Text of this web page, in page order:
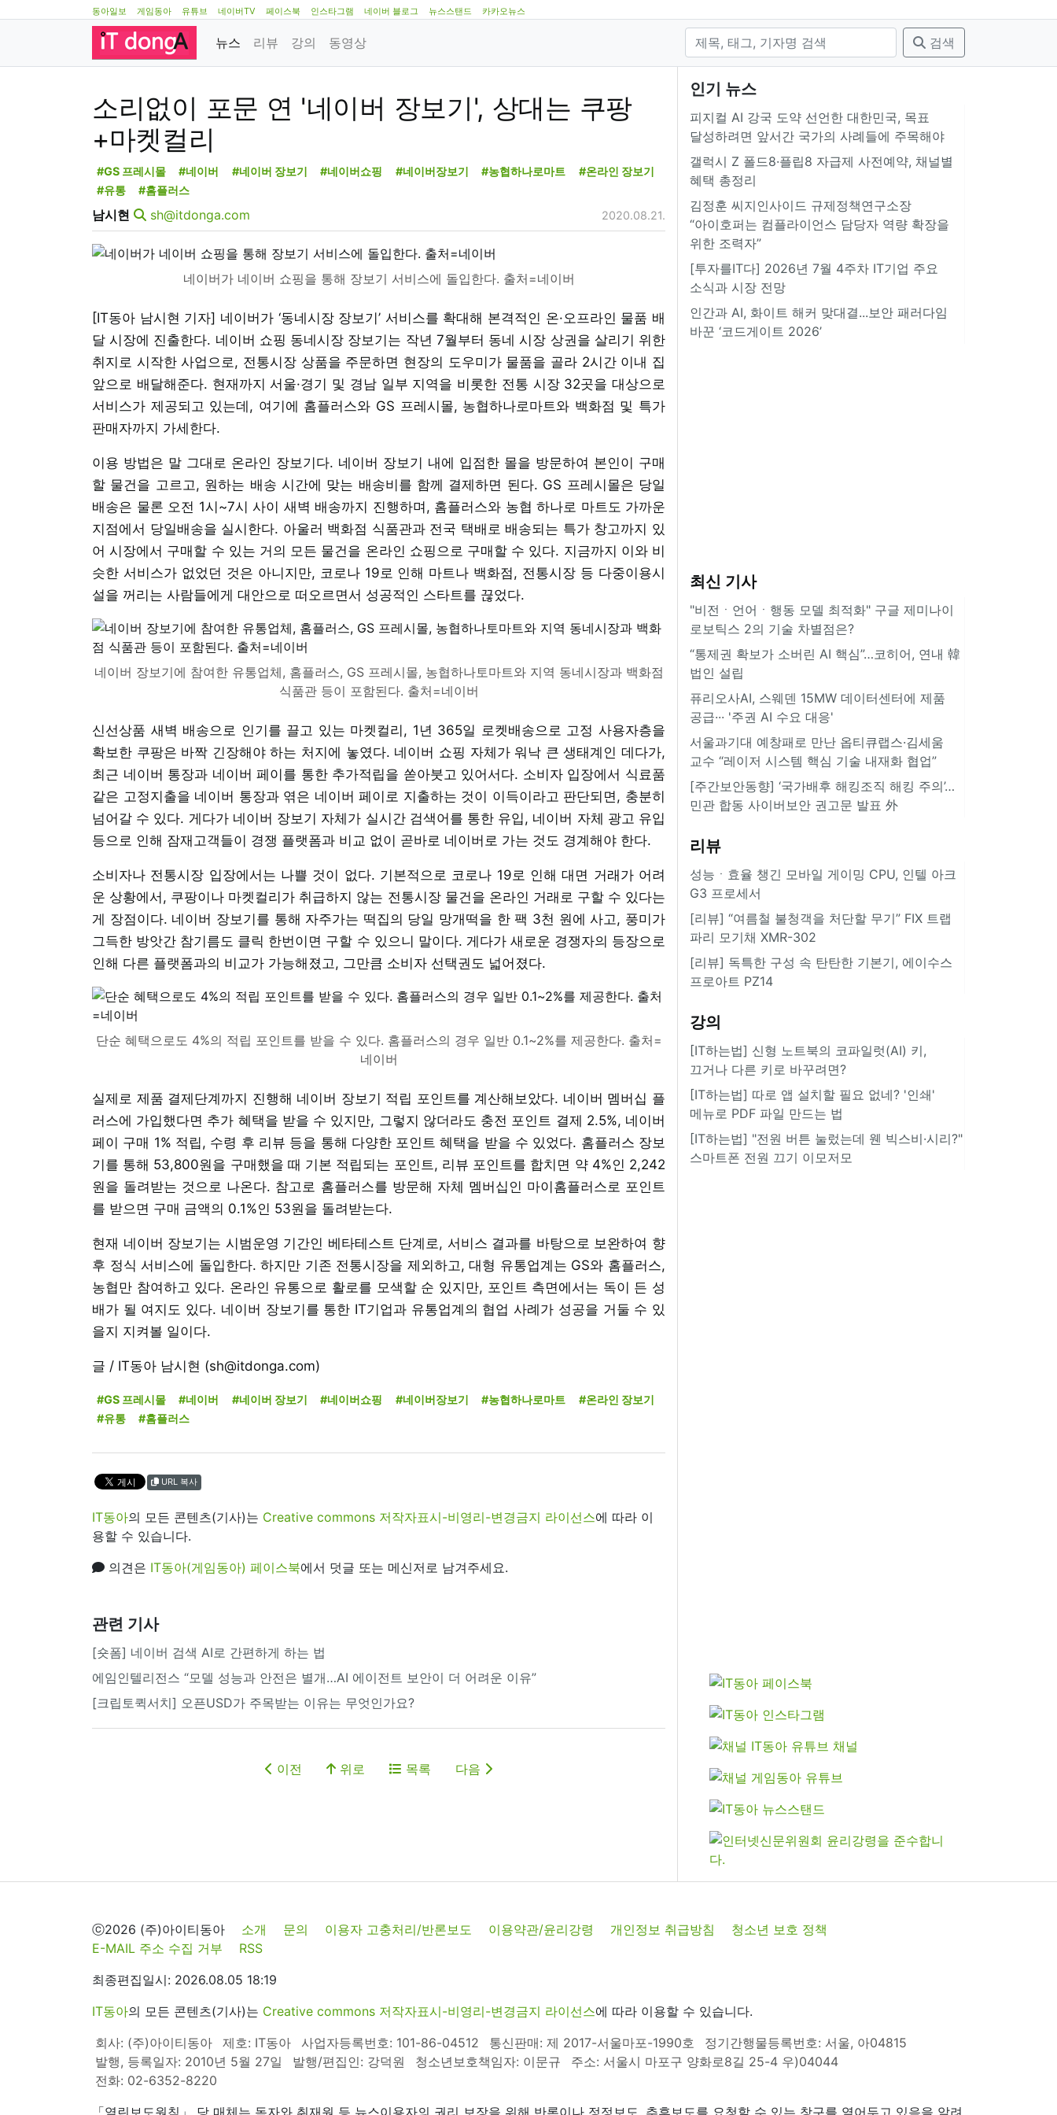
동아일보 게임동아 유튜브 네이버TV 페이스북 인스타그램 네이버 블로그 뉴스스탠드 카카오뉴스
뉴스 리뷰 강의 동영상 검색
소리없이 포문 연 '네이버 장보기', 상대는 쿠팡
+마켓컬리
#GS 프레시몰 #네이버 #네이버 장보기 #네이버쇼핑 #네이버장보기 #농협하나로마트
#온라인 장보기
#유통
#홈플러스
남시현 sh@itdonga.com 2020.08.21.
네이버가 네이버 쇼핑을 통해 장보기 서비스에 돌입한다. 출처=네이버
[IT동아 남시현 기자] 네이버가 ‘동네시장 장보기’ 서비스를 확대해 본격적인 온·오프라인 물품 배
달 시장에 진출한다. 네이버 쇼핑 동네시장 장보기는 작년 7월부터 동네 시장 상권을 살리기 위한
취지로 시작한 사업으로, 전통시장 상품을 주문하면 현장의 도우미가 물품을 골라 2시간 이내 집
앞으로 배달해준다. 현재까지 서울·경기 및 경남 일부 지역을 비롯한 전통 시장 32곳을 대상으로
서비스가 제공되고 있는데, 여기에 홈플러스와 GS 프레시몰, 농협하나로마트와 백화점 및 특가
판매자까지 가세한다.
이용 방법은 말 그대로 온라인 장보기다. 네이버 장보기 내에 입점한 몰을 방문하여 본인이 구매
할 물건을 고르고, 원하는 배송 시간에 맞는 배송비를 함께 결제하면 된다. GS 프레시몰은 당일
배송은 물론 오전 1시~7시 사이 새벽 배송까지 진행하며, 홈플러스와 농협 하나로 마트도 가까운
지점에서 당일배송을 실시한다. 아울러 백화점 식품관과 전국 택배로 배송되는 특가 창고까지 있
어 시장에서 구매할 수 있는 거의 모든 물건을 온라인 쇼핑으로 구매할 수 있다. 지금까지 이와 비
슷한 서비스가 없었던 것은 아니지만, 코로나 19로 인해 마트나 백화점, 전통시장 등 다중이용시
설을 꺼리는 사람들에게 대안으로 떠오르면서 성공적인 스타트를 끊었다.
네이버 장보기에 참여한 유통업체, 홈플러스, GS 프레시몰, 농협하나토마트와 지역 동네시장과 백화점
식품관 등이 포함된다. 출처=네이버
신선상품 새벽 배송으로 인기를 끌고 있는 마켓컬리, 1년 365일 로켓배송으로 고정 사용자층을
확보한 쿠팡은 바짝 긴장해야 하는 처지에 놓였다. 네이버 쇼핑 자체가 워낙 큰 생태계인 데다가,
최근 네이버 통장과 네이버 페이를 통한 추가적립을 쏟아붓고 있어서다. 소비자 입장에서 식료품
같은 고정지출을 네이버 통장과 엮은 네이버 페이로 지출하는 것이 이득이라고 판단되면, 충분히
넘어갈 수 있다. 게다가 네이버 장보기 자체가 실시간 검색어를 통한 유입, 네이버 자체 광고 유입
등으로 인해 잠재고객들이 경쟁 플랫폼과 비교 없이 곧바로 네이버로 가는 것도 경계해야 한다.
소비자나 전통시장 입장에서는 나쁠 것이 없다. 기본적으로 코로나 19로 인해 대면 거래가 어려
운 상황에서, 쿠팡이나 마켓컬리가 취급하지 않는 전통시장 물건을 온라인 거래로 구할 수 있다는
게 장점이다. 네이버 장보기를 통해 자주가는 떡집의 당일 망개떡을 한 팩 3천 원에 사고, 풍미가
그득한 방앗간 참기름도 클릭 한번이면 구할 수 있으니 말이다. 게다가 새로운 경쟁자의 등장으로
인해 다른 플랫폼과의 비교가 가능해졌고, 그만큼 소비자 선택권도 넓어졌다.
단순 혜택으로도 4%의 적립 포인트를 받을 수 있다. 홈플러스의 경우 일반 0.1~2%를 제공한다. 출처=
네이버
실제로 제품 결제단계까지 진행해 네이버 장보기 적립 포인트를 계산해보았다. 네이버 멤버십 플
러스에 가입했다면 추가 혜택을 받을 수 있지만, 그렇지 않더라도 충전 포인트 결제 2.5%, 네이버
페이 구매 1% 적립, 수령 후 리뷰 등을 통해 다양한 포인트 혜택을 받을 수 있었다. 홈플러스 장보
기를 통해 53,800원을 구매했을 때 기본 적립되는 포인트, 리뷰 포인트를 합치면 약 4%인 2,242
원을 돌려받는 것으로 나온다. 참고로 홈플러스를 방문해 자체 멤버십인 마이홈플러스로 포인트
를 받으면 구매 금액의 0.1%인 53원을 돌려받는다.
현재 네이버 장보기는 시범운영 기간인 베타테스트 단계로, 서비스 결과를 바탕으로 보완하여 향
후 정식 서비스에 돌입한다. 하지만 기존 전통시장을 제외하고, 대형 유통업계는 GS와 홈플러스,
농협만 참여하고 있다. 온라인 유통으로 활로를 모색할 순 있지만, 포인트 측면에서는 독이 든 성
배가 될 여지도 있다. 네이버 장보기를 통한 IT기업과 유통업계의 협업 사례가 성공을 거둘 수 있
을지 지켜볼 일이다.
글 / IT동아 남시현 (sh@itdonga.com)
#GS 프레시몰 #네이버 #네이버 장보기 #네이버쇼핑 #네이버장보기 #농협하나로마트
#온라인 장보기
#유통
#홈플러스
URL 복사
IT동아의 모든 콘텐츠(기사)는 Creative commons 저작자표시-비영리-변경금지 라이선스에 따라 이
용할 수 있습니다.
의견은 IT동아(게임동아) 페이스북에서 덧글 또는 메신저로 남겨주세요.
관련 기사
[숏폼] 네이버 검색 AI로 간편하게 하는 법
에임인텔리전스 “모델 성능과 안전은 별개…AI 에이전트 보안이 더 어려운 이유”
[크립토퀵서치] 오픈USD가 주목받는 이유는 무엇인가요?
이전 위로 목록 다음
인기 뉴스
피지컬 AI 강국 도약 선언한 대한민국, 목표
달성하려면 앞서간 국가의 사례들에 주목해야
갤럭시 Z 폴드8·플립8 자급제 사전예약, 채널별
혜택 총정리
김정훈 씨지인사이드 규제정책연구소장
“아이호퍼는 컴플라이언스 담당자 역량 확장을
위한 조력자”
[투자를IT다] 2026년 7월 4주차 IT기업 주요
소식과 시장 전망
인간과 AI, 화이트 해커 맞대결...보안 패러다임
바꾼 ‘코드게이트 2026’
최신 기사
"비전ㆍ언어ㆍ행동 모델 최적화" 구글 제미나이
로보틱스 2의 기술 차별점은?
“통제권 확보가 소버린 AI 핵심”…코히어, 연내 韓
법인 설립
퓨리오사AI, 스웨덴 15MW 데이터센터에 제품
공급··· '주권 AI 수요 대응'
서울과기대 예창패로 만난 옵티큐랩스·김세움
교수 “레이저 시스템 핵심 기술 내재화 협업”
[주간보안동향] ‘국가배후 해킹조직 해킹 주의’…
민관 합동 사이버보안 권고문 발표 外
리뷰
성능ㆍ효율 챙긴 모바일 게이밍 CPU, 인텔 아크
G3 프로세서
[리뷰] “여름철 불청객을 처단할 무기” FIX 트랩
파리 모기채 XMR-302
[리뷰] 독특한 구성 속 탄탄한 기본기, 에이수스
프로아트 PZ14
강의
[IT하는법] 신형 노트북의 코파일럿(AI) 키,
끄거나 다른 키로 바꾸려면?
[IT하는법] 따로 앱 설치할 필요 없네? '인쇄'
메뉴로 PDF 파일 만드는 법
[IT하는법] "전원 버튼 눌렀는데 웬 빅스비·시리?"
스마트폰 전원 끄기 이모저모
ⓒ2026 (주)아이티동아 소개 문의 이용자 고충처리/반론보도 이용약관/윤리강령 개인정보 취급방침
청소년 보호 정책
E-MAIL 주소 수집 거부
RSS
최종편집일시: 2026.08.05 18:19
IT동아의 모든 콘텐츠(기사)는 Creative commons 저작자표시-비영리-변경금지 라이선스에 따라 이용할 수 있습니다.
회사: (주)아이티동아
제호: IT동아 사업자등록번호: 101-86-04512 통신판매: 제 2017-서울마포-1990호
정기간행물등록번호: 서울, 아04815
발행, 등록일자: 2010년 5월 27일
발행/편집인: 강덕원 청소년보호책임자: 이문규
주소: 서울시 마포구 양화로8길 25-4 우)04044
전화: 02-6352-8220
「열린보도원칙」 당 매체는 독자와 취재원 등 뉴스이용자의 권리 보장을 위해 반론이나 정정보도, 추후보도를 요청할 수 있는 창구를 열어두고 있음을 알려